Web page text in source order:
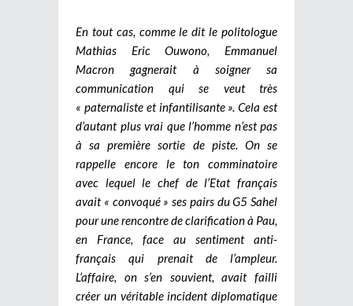
En tout cas, comme le dit le politologue
Mathias Eric Ouwono, Emmanuel
Macron gagnerait à soigner sa
communication qui se veut très
« paternaliste et infantilisante ». Cela est
d’autant plus vrai que l’homme n’est pas
à sa première sortie de piste. On se
rappelle encore le ton comminatoire
avec lequel le chef de l’Etat français
avait « convoqué » ses pairs du G5 Sahel
pour une rencontre de clarification à Pau,
en France, face au sentiment anti-
français qui prenait de l’ampleur.
L’affaire, on s’en souvient, avait failli
créer un véritable incident diplomatique